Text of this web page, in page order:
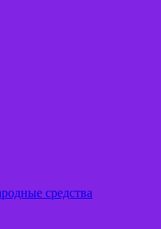
средства